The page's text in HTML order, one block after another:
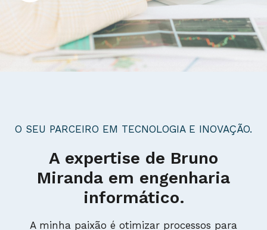
O SEU PARCEIRO EM TECNOLOGIA E INOVAÇÃO.
A expertise de Bruno
Miranda em engenharia
informático.
A minha paixão é otimizar processos para